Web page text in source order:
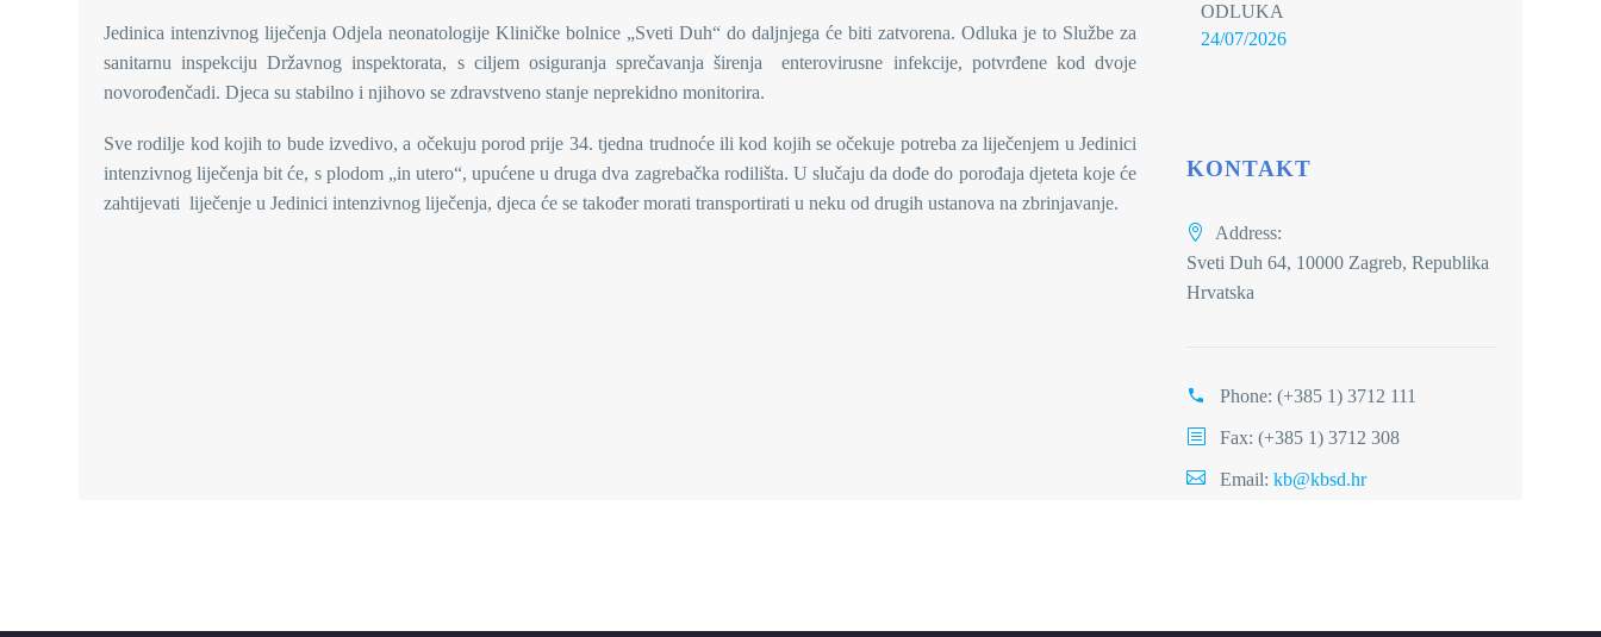
Jedinica intenzivnog liječenja Odjela neonatologije Kliničke bolnice „Sveti Duh“ do daljnjega će biti zatvorena. Odluka je to Službe za
sanitarnu inspekciju Državnog inspektorata, s ciljem osiguranja sprečavanja širenja enterovirusne infekcije, potvrđene kod dvoje
novorođenčadi. Djeca su stabilno i njihovo se zdravstveno stanje neprekidno monitorira.
Sve rodilje kod kojih to bude izvedivo, a očekuju porod prije 34. tjedna trudnoće ili kod kojih se očekuje potreba za liječenjem u Jedinici
intenzivnog liječenja bit će, s plodom „in utero“, upućene u druga dva zagrebačka rodilišta. U slučaju da dođe do porođaja djeteta koje će
zahtijevati liječenje u Jedinici intenzivnog liječenja, djeca će se također morati transportirati u neku od drugih ustanova na zbrinjavanje.
ODLUKA
24/07/2026
KONTAKT
Address:
Sveti Duh 64, 10000 Zagreb, Republika
Hrvatska
Phone: (+385 1) 3712 111
Fax: (+385 1) 3712 308
Email: kb@kbsd.hr